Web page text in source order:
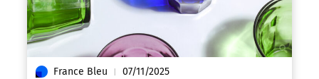
France Bleu | 07/11/2025